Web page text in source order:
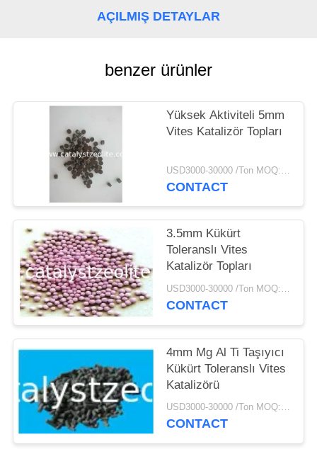
AÇILMIŞ DETAYLAR
benzer ürünler
Yüksek Aktiviteli 5mm
Vites Katalizör Topları
USD3000-30000 /Ton MOQ:1 kg
CONTACT
3.5mm Kükürt
Toleranslı Vites
Katalizör Topları
USD3000-30000 /Ton MOQ:1 kg
CONTACT
4mm Mg Al Ti Taşıyıcı
Kükürt Toleranslı Vites
Katalizörü
USD3000-30000 /Ton MOQ:1 kg
CONTACT